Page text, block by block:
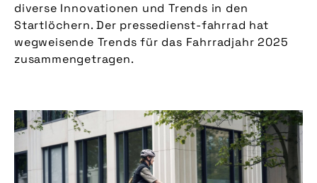
diverse Innovationen und Trends in den
Startlöchern. Der pressedienst-fahrrad hat
wegweisende Trends für das Fahrradjahr 2025
zusammengetragen.